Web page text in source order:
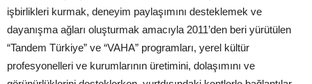
işbirlikleri kurmak, deneyim paylaşımını desteklemek ve
dayanışma ağları oluşturmak amacıyla 2011’den beri yürütülen
“Tandem Türkiye” ve “VAHA” programları, yerel kültür
profesyonelleri ve kurumlarının üretimini, dolaşımını ve